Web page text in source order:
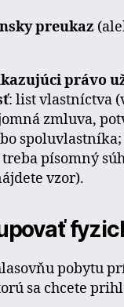
preukaz
právo
: list vlastníctva
zmluva,
treba písomný
vzor).
pobytu
sa chcete